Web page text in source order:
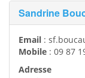
Sandrine
Email :
Mobile : 09 87
Adresse